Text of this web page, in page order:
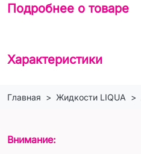
Подробнее о товаре
Характеристики
Главная Жидкости LIQUA
Внимание: